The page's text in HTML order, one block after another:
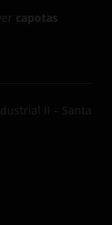
capotas
II – Santa